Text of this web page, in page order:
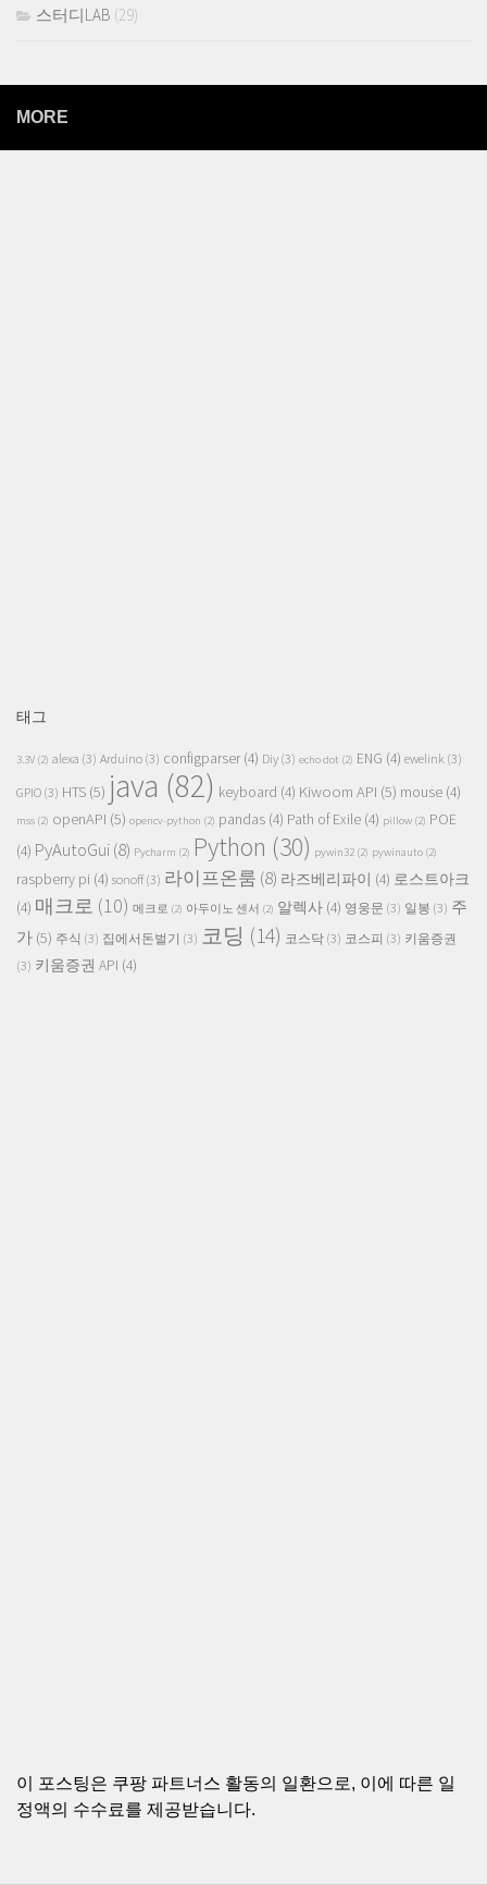
스터디LAB (29)
MORE
태그
3.3V (2) alexa (3) Arduino (3) configparser(4) Diy (3) echo dot (2) ENG (4) ewelink (3)
GPIO (3) HTS (5) java (82) keyboard (4) Kiwoom API (5) mouse (4)
mss (2) openAPI (5) opencv-python (2) pandas (4) Path of Exile (4) pillow (2) POE
(4) PyAutoGui(8) Pycharm (2) Python (30) pywin32 (2) pywinauto (2)
raspberry pi (4) sonoff(3) 라이프온룸 (8) 라즈베리파이 (4) 로스트아크
(4) 매크로 (10) 메크로 (2) 아두이노 센서 (2) 알렉사 (4) 영웅문 (3) 일봉 (3) 주
가 (5) 주식 (3) 집에서돈벌기 (3) 코딩 (14) 코스닥 (3) 코스피 (3) 키움증권
(3) 키움증권 API (4)
이 포스팅은 쿠팡 파트너스 활동의 일환으로, 이에 따른 일
정액의 수수료를 제공받습니다.